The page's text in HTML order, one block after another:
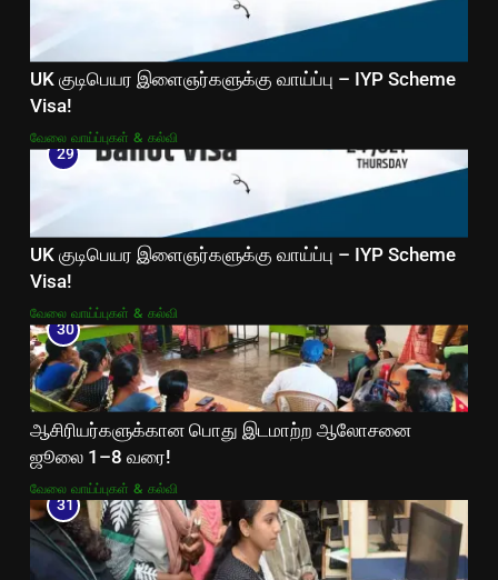
UK குடிபெயர இளைஞர்களுக்கு வாய்ப்பு – IYP Scheme
Visa!
வேலை வாய்ப்புகள் & கல்வி
29
UK குடிபெயர இளைஞர்களுக்கு வாய்ப்பு – IYP Scheme
Visa!
வேலை வாய்ப்புகள் & கல்வி
30
ஆசிரியர்களுக்கான பொது இடமாற்ற ஆலோசனை
ஜூலை 1–8 வரை!
வேலை வாய்ப்புகள் & கல்வி
31